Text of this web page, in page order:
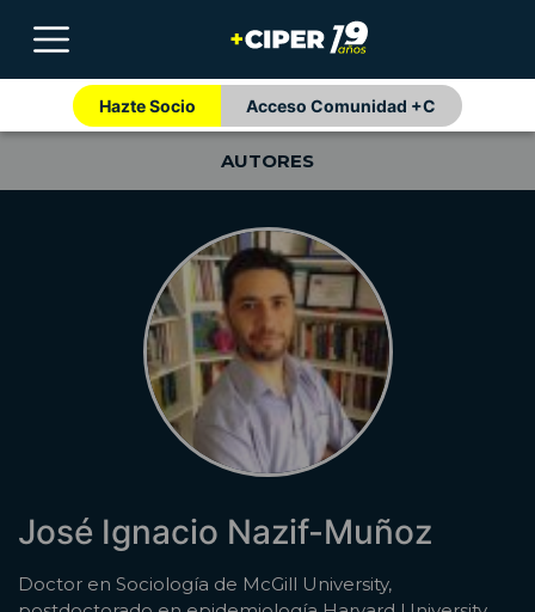
Hazte Socio Acceso Comunidad +C
AUTORES
José Ignacio Nazif-Muñoz
Doctor en Sociología de McGill University,